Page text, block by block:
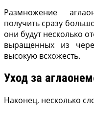
Размножение
получить сразу
они будут несколько
выращенных из
высо­кую всхожесть.
Уход за
Наконец, несколько